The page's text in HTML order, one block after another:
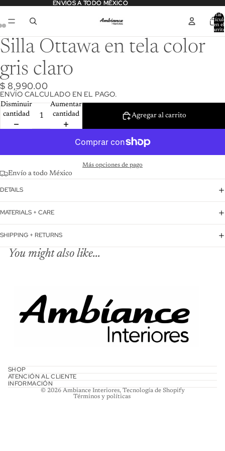
ENVIOS A TODO MÉXICO
ENVIOS A TODO MÉXICO
Total
en el
Silla Ottawa en tela color
gris claro
$ 8,990.00
ENVÍO CALCULADO EN EL PAGO.
Disminuir
cantidad
Aumentar
cantidad
Agregar al carrito
Más opciones de pago
Envío a todo México
DETAILS
MATERIALS + CARE
SHIPPING + RETURNS
You might also like...
SHOP
ATENCIÓN AL CLIENTE
INFORMACIÓN
© 2026 Ambiance Interiores, Tecnología de Shopify
Términos y políticas
Política de envío